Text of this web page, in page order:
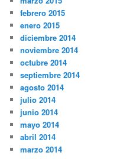
febrero 2015
enero 2015
diciembre 2014
noviembre 2014
octubre 2014
septiembre 2014
agosto 2014
julio 2014
junio 2014
mayo 2014
abril 2014
marzo 2014